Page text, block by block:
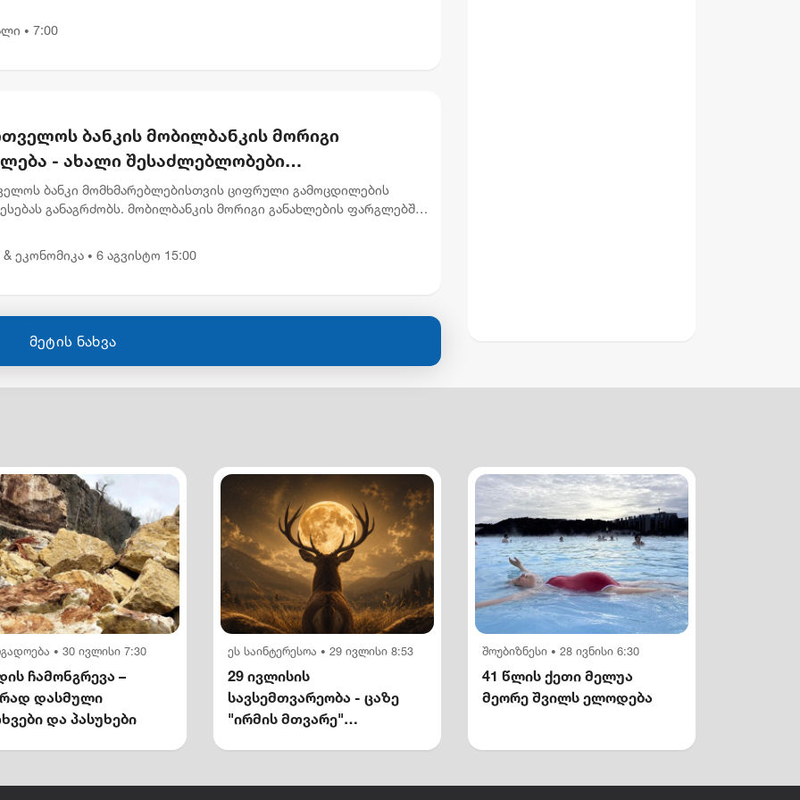
შეძენა-შენახვა-...
• 7:00
ბანკის მობილბანკის მორიგი
- ახალი შესაძლებლობები
ბანკი მომხმარებლებისთვის ციფრული გამოცდილების
განაგრძობს. მობილბანკის მორიგი განახლების ფარგლებში
& ეკონომიკა • 6 აგვისტო 15:00
მეტის ნახვა
• 30 ივლისი 7:30
ჩამონგრევა –
დასმული
და პასუხები
ეს საინტერესოა • 29 ივლისი 8:53
29 ივლისის
სავსემთვარეობა - ცაზე
"ირმის მთვარე"
შოუბიზნესი • 28 ივნისი 6:30
41 წლის ქეთი მელუა
მეორე შვილს ელოდება